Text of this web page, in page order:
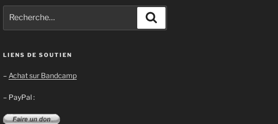
pour
:
LIENS DE SOUTIEN
– Achat sur Bandcamp
– PayPal :